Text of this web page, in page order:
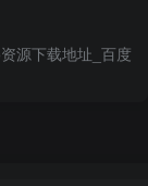
源下载地址_百度